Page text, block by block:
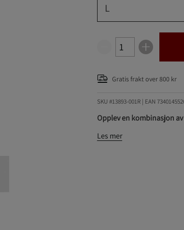
L
Gratis frakt over 800 kr
SKU #13893-001R | EAN
Opplev en kombinasjon
Les mer